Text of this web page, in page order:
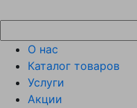
О нас
Каталог товаров
Услуги
Акции